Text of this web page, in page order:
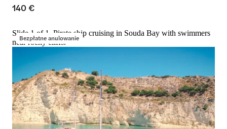
140 €
Bezpłatne anulowanie
Slide 1 of 1, Pirate ship cruising in Souda Bay with swimmers
near rocky cliffs.